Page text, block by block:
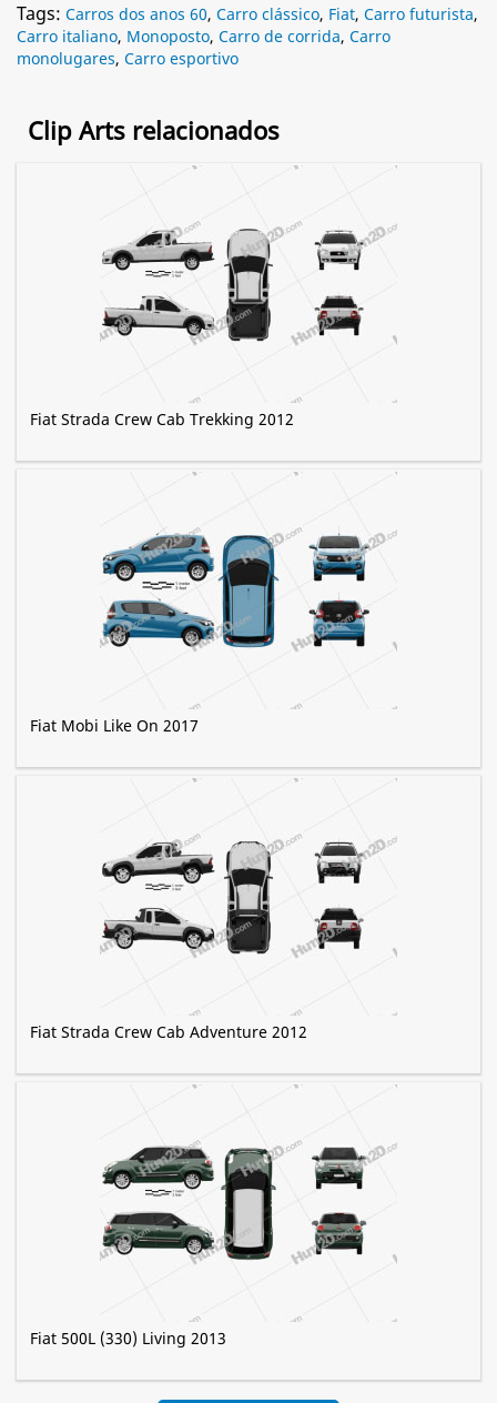
Tags: Carros dos anos 60, Carro clássico, Fiat, Carro futurista,
Carro italiano, Monoposto, Carro de corrida, Carro
monolugares, Carro esportivo
Clip Arts relacionados
Fiat Strada Crew Cab Trekking 2012
Fiat Mobi Like On 2017
Fiat Strada Crew Cab Adventure 2012
Fiat 500L (330) Living 2013